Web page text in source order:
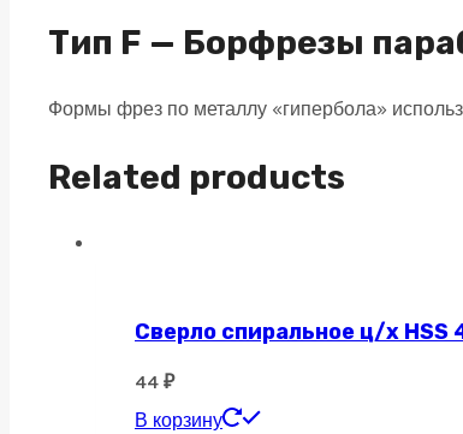
насечка
Тип F — Борфрезы
Формы фрез по металлу «гипербола»
Related products
Сверло спиральное ц/х HSS
44 ₽
В корзину